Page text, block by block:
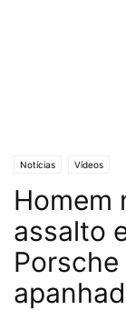
Notícias Vídeos
Homem
assalto